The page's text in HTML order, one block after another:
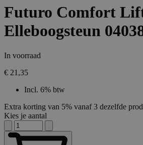
Futuro Comfort
Elleboogsteun
In voorraad
€ 21,35
Incl. 6% btw
Extra korting van 5% vanaf 3 dezelfde
Kies je aantal